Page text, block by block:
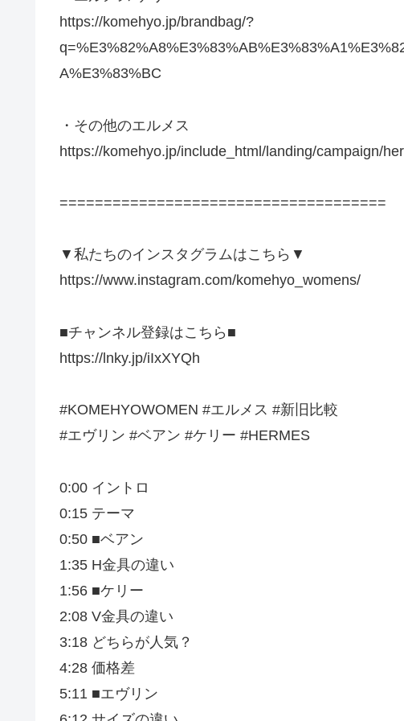
https://komehyo.jp/brandbag/?
A%E3%83%BC
・その他のエルメス
https://komehyo.jp/include_html/landing/campaign/
=====================================
▼私たちのインスタグラムはこちら▼
https://www.instagram.com/komehyo_womens/
■チャンネル登録はこちら■
https://lnky.jp/iIxXYQh
#KOMEHYOWOMEN #エルメス #新旧比較
#エヴリン #ベアン #ケリー #HERMES
0:00 イントロ
0:15 テーマ
0:50 ■ベアン
1:35 H金具の違い
1:56 ■ケリー
2:08 V金具の違い
3:18 どちらが人気？
4:28 価格差
5:11 ■エヴリン